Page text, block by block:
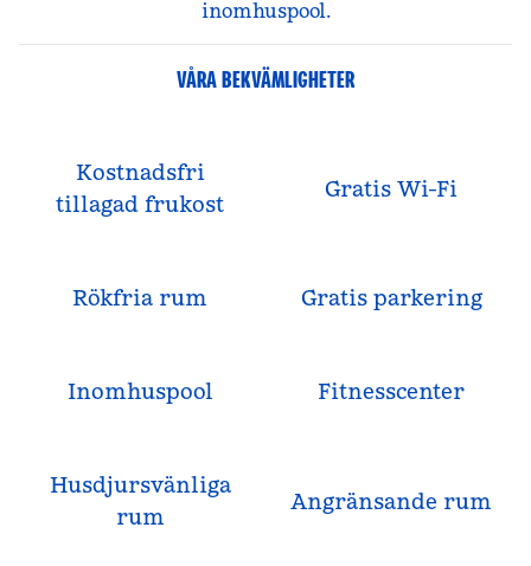
inomhuspool.
VÅRA BEKVÄMLIGHETER
Kostnadsfri
tillagad frukost
Gratis Wi-Fi
Rökfria rum Gratis parkering
Inomhuspool Fitnesscenter
Husdjursvänliga
rum
Angränsande rum